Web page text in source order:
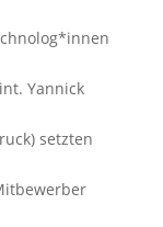
Yannick
setzten